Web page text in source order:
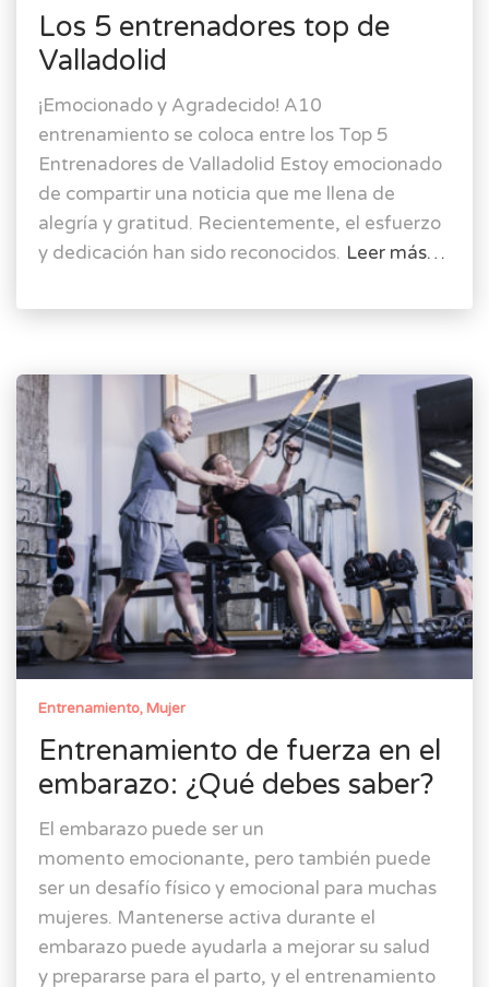
Los 5 entrenadores top de
Valladolid
¡Emocionado y Agradecido! A10
entrenamiento se coloca entre los Top 5
Entrenadores de Valladolid Estoy emocionado
de compartir una noticia que me llena de
alegría y gratitud. Recientemente, el esfuerzo
y dedicación han sido reconocidos. Leer más…
Entrenamiento Mujer
Entrenamiento de fuerza en el
embarazo: ¿Qué debes saber?
El embarazo puede ser un
momento emocionante, pero también puede
ser un desafío físico y emocional para muchas
mujeres. Mantenerse activa durante el
embarazo puede ayudarla a mejorar su salud
y prepararse para el parto, y el entrenamiento